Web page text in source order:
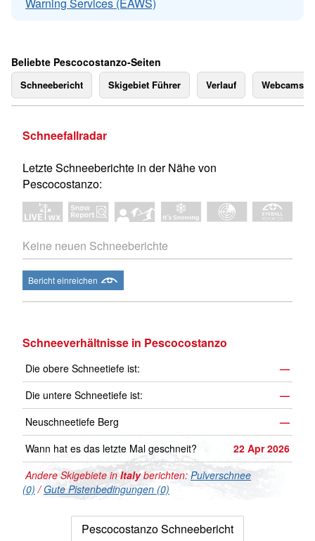
Beliebte Pescocostanzo-Seiten
Schneebericht Skigebiet Führer Verlauf Webcams
Schneefallradar
Letzte Schneeberichte in der Nähe von
Pescocostanzo:
Keine neuen Schneeberichte
Bericht einreichen
Schneeverhältnisse in Pescocostanzo
Die obere Schneetiefe ist:
—
Die untere Schneetiefe ist:
—
Neuschneetiefe Berg
—
Wann hat es das letzte Mal geschneit?
22 Apr 2026
Andere Skigebiete inItalyberichten: Pulverschnee
(0) /Gute Pistenbedingungen (0)
Pescocostanzo Schneebericht